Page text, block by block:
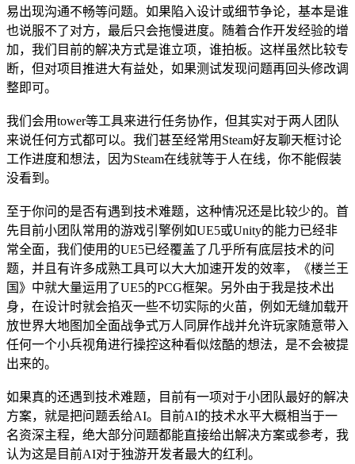
易出现沟通不畅等问题。如果陷入设计或细节争论，基本是谁
也说服不了对方，最后只会拖慢进度。随着合作开发经验的增
加，我们目前的解决方式是谁立项，谁拍板。这样虽然比较专
断，但对项目推进大有益处，如果测试发现问题再回头修改调
整即可。
我们会用tower等工具来进行任务协作，但其实对于两人团队
来说任何方式都可以。我们甚至经常用Steam好友聊天框讨论
工作进度和想法，因为Steam在线就等于人在线，你不能假装
没看到。
至于你问的是否有遇到技术难题，这种情况还是比较少的。首
先目前小团队常用的游戏引擎例如UE5或Unity的能力已经非
常全面，我们使用的UE5已经覆盖了几乎所有底层技术的问
题，并且有许多成熟工具可以大大加速开发的效率，《楼兰王
国》中就大量运用了UE5的PCG框架。另外由于我是技术出
身，在设计时就会掐灭一些不切实际的火苗，例如无缝加载开
放世界大地图加全面战争式万人同屏作战并允许玩家随意带入
任何一个小兵视角进行操控这种看似炫酷的想法，是不会被提
出来的。
如果真的还遇到技术难题，目前有一项对于小团队最好的解决
方案，就是把问题丢给AI。目前AI的技术水平大概相当于一
名资深主程，绝大部分问题都能直接给出解决方案或参考，我
认为这是目前AI对于独游开发者最大的红利。